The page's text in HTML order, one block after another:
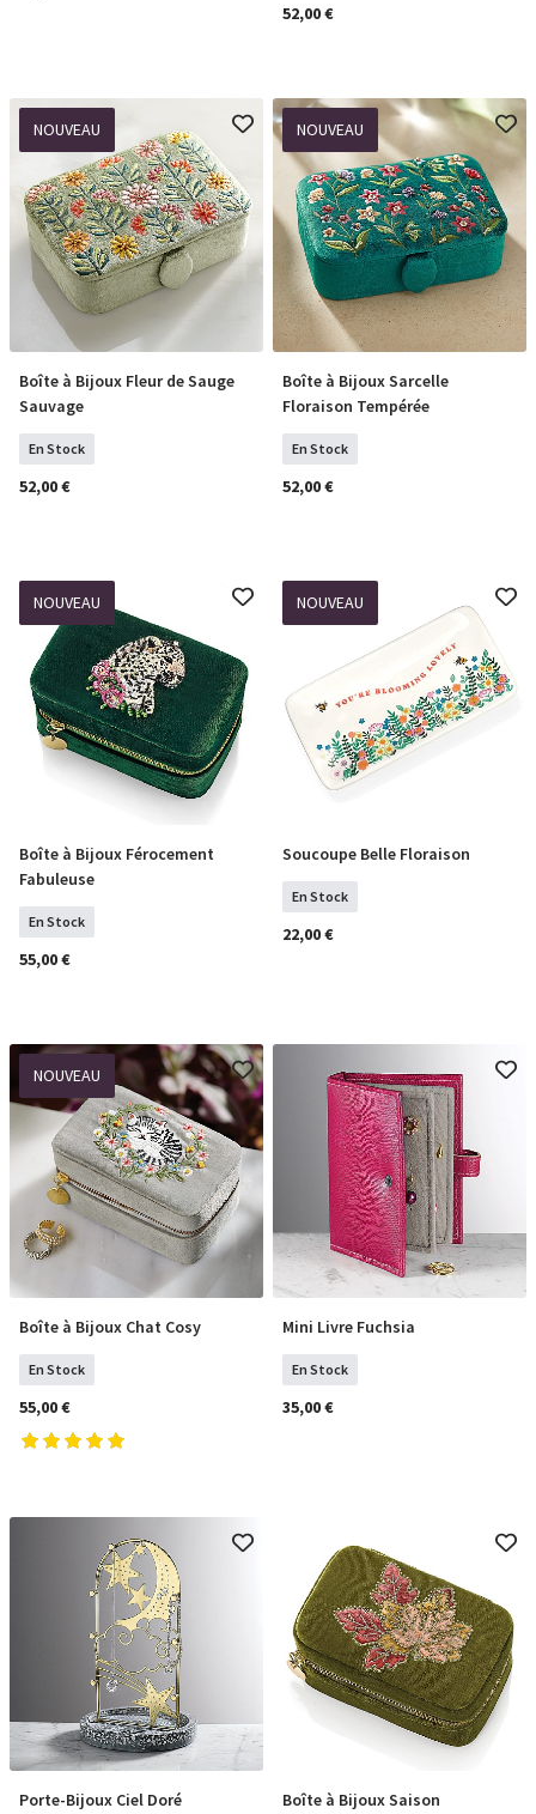
52,00 €
NOUVEAU
COMMANDER
Boîte à Bijoux Fleur de Sauge
Sauvage
En Stock
52,00 €
NOUVEAU
COMMANDER
Boîte à Bijoux Sarcelle
Floraison Tempérée
En Stock
52,00 €
NOUVEAU
COMMANDER
Boîte à Bijoux Férocement
Fabuleuse
En Stock
55,00 €
NOUVEAU
COMMANDER
Soucoupe Belle Floraison
En Stock
22,00 €
NOUVEAU
COMMANDER
Boîte à Bijoux Chat Cosy
En Stock
55,00 €
COMMANDER
Mini Livre Fuchsia
En Stock
35,00 €
COMMANDER
Porte-Bijoux Ciel Doré COMMANDER
Boîte à Bijoux Saison